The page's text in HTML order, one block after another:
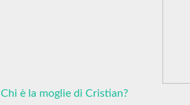
Chi è la moglie di Cristian?